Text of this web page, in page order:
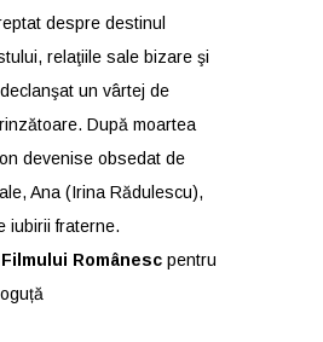
despre destinul
relaţiile sale bizare şi
un vârtej de
După moartea
devenise obsedat de
Ana (Irina Rădulescu),
iubirii fraterne.
Românesc pentru